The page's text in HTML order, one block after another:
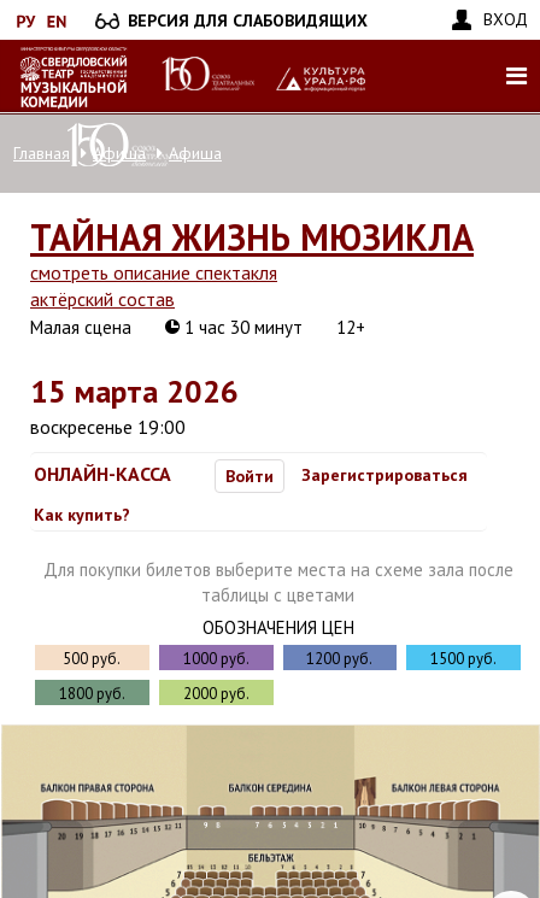
Перейти
к
основному
содержанию
ВЕРСИЯ ДЛЯ СЛАБОВИДЯЩИХ ВХОД
Главная Афиша Афиша
ТАЙНАЯ ЖИЗНЬ МЮЗИКЛА
смотреть описание спектакля
актёрский состав
Малая сцена 1 час 30 минут 12+
15 марта 2026
воскресенье 19:00
ОНЛАЙН-КАССА
Войти
Зарегистрироваться
Как купить?
Для покупки билетов выберите места на схеме зала после
таблицы с цветами
ОБОЗНАЧЕНИЯ ЦЕН
500 руб. 1000 руб. 1200 руб.
1500 руб.
1800 руб.
2000 руб.